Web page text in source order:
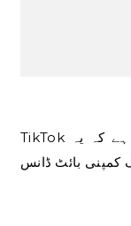
TikTok کے ساتھ ناقدین کا جو مسئلہ ہے وہ یہ ہے کہ یہ